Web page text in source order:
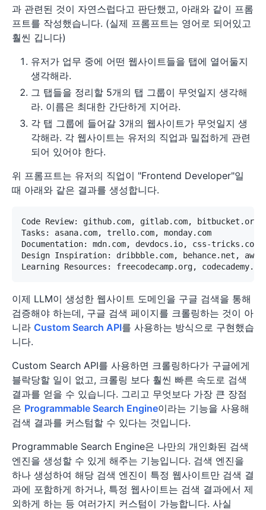
과 관련된 것이 자연스럽다고 판단했고, 아래와 같이 프롬
프트를 작성했습니다. (실제 프롬프트는 영어로 되어있고
훨씬 깁니다)
유저가 업무 중에 어떤 웹사이트들을 탭에 열어둘지
생각해라.
그 탭들을 정리할 5개의 탭 그룹이 무엇일지 생각해
라. 이름은 최대한 간단하게 지어라.
각 탭 그룹에 들어갈 3개의 웹사이트가 무엇일지 생
각해라. 각 웹사이트는 유저의 직업과 밀접하게 관련
되어 있어야 한다.
위 프롬프트는 유저의 직업이 "Frontend Developer"일
때 아래와 같은 결과를 생성합니다.
Code Review: github.com, gitlab.com, bitbucket.org
Tasks: asana.com, trello.com, monday.com
Documentation: mdn.com, devdocs.io, css-tricks.com
Design Inspiration: dribbble.com, behance.net,
이제 LLM이 생성한 웹사이트 도메인을 구글 검색을 통해
검증해야 하는데, 구글 검색 페이지를 크롤링하는 것이 아
니라 Custom Search API를 사용하는 방식으로 구현했습
니다.
Custom Search API를 사용하면 크롤링하다가 구글에게
블락당할 일이 없고, 크롤링 보다 훨씬 빠른 속도로 검색
결과를 얻을 수 있습니다. 그리고 무엇보다 가장 큰 장점
은 Programmable Search Engine이라는 기능을 사용해
검색 결과를 커스텀할 수 있다는 것입니다.
Programmable Search Engine은 나만의 개인화된 검색
엔진을 생성할 수 있게 해주는 기능입니다. 검색 엔진을
하나 생성하여 해당 검색 엔진이 특정 웹사이트만 검색 결
과에 포함하게 하거나, 특정 웹사이트는 검색 결과에서 제
외하게 하는 등 여러가지 커스텀이 가능합니다. 사실